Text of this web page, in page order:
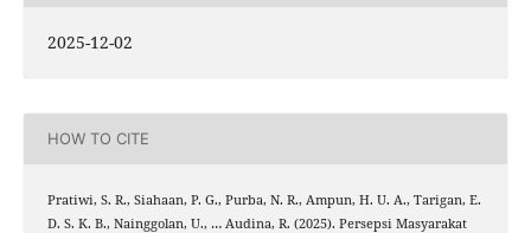
2025-12-02
HOW TO CITE
Pratiwi, S. R., Siahaan, P. G., Purba, N. R., Ampun, H. U. A., Tarigan, E.
D. S. K. B., Nainggolan, U., … Audina, R. (2025). Persepsi Masyarakat